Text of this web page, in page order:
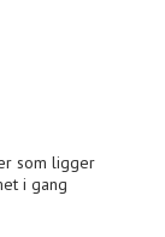
som ligger
i gang